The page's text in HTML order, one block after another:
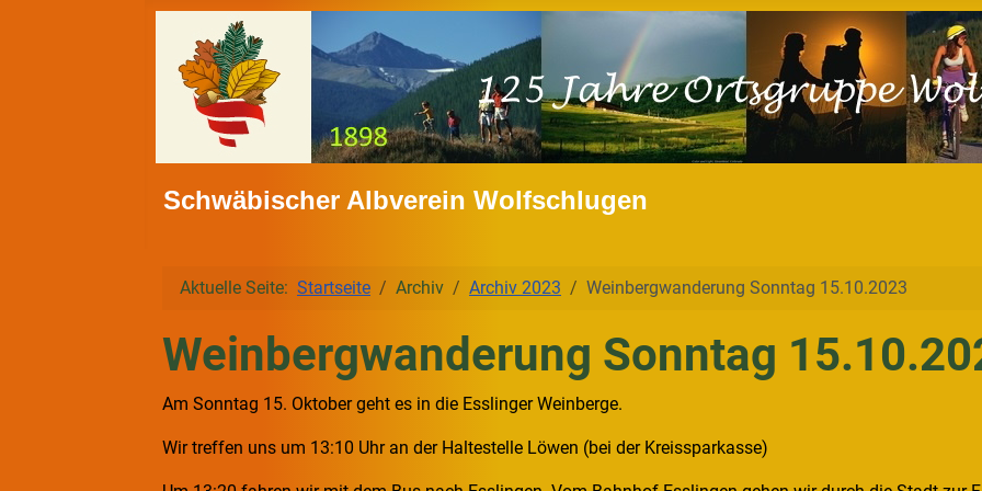
Schwäbischer Albverein Wolfschlugen
Aktuelle Seite: Startseite Archiv Archiv 2023 Weinbergwanderung Sonntag 15.10.2023
Weinbergwanderung Sonntag
Am Sonntag 15. Oktober geht es in die Esslinger Weinberge.
Wir treffen uns um 13:10 Uhr an der Haltestelle Löwen (bei der Kreissparkasse)